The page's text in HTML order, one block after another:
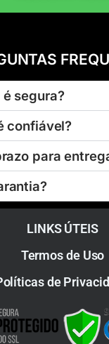
segura?
confiável?
para
LINKS ÚTEIS
Termos de Uso
de